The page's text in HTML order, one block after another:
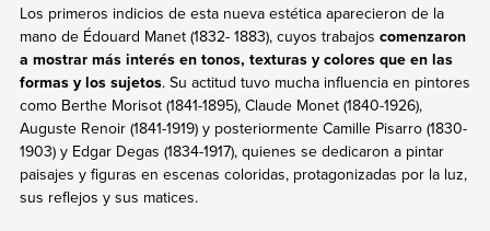
Los primeros indicios de esta nueva estética aparecieron de la
mano de Édouard Manet (1832- 1883), cuyos trabajos comenzaron
a mostrar más interés en tonos, texturas y colores que en las
formas y los sujetos. Su actitud tuvo mucha influencia en pintores
como Berthe Morisot (1841-1895), Claude Monet (1840-1926),
Auguste Renoir (1841-1919) y posteriormente Camille Pisarro (1830-
1903) y Edgar Degas (1834-1917), quienes se dedicaron a pintar
paisajes y figuras en escenas coloridas, protagonizadas por la luz,
sus reflejos y sus matices.